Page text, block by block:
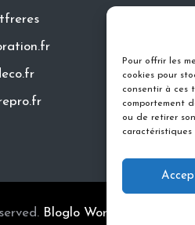
Pour offrir les
cookies pour
consentir à ces
comportement
ou de retirer
Bloglo WordPress Theme